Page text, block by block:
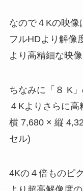
なので４Kの映像
フルHDより解像
より高精細な映
ちなみに「８ K
４Kよりさらに
横 7,680 × 縦
セル)
4Kの４倍ものピ